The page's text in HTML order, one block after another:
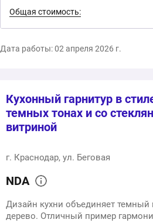
Общая стоимость:
Дата работы: 02 апреля 2026 г.
Кухонный гарнитур в
темных тонах и со
витриной
г. Краснодар, ул. Беговая
NDA
Дизайн кухни объединяет
дерево. Отличный пример